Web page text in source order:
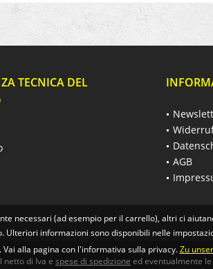
TECNICA DEL
AGB
netto di Iva e spese di spedizione ed eventualmente
necessari (ad esempio per il carrello), altri ci
Ulteriori informazioni sono disponibili nelle
Vai alla pagina con l'informativa sulla privacy.Zu